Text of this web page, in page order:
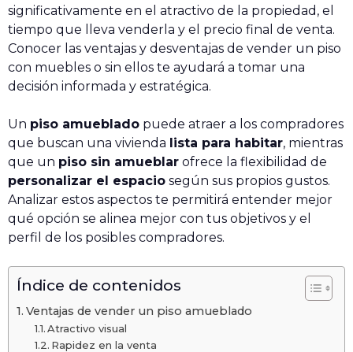
significativamente en el atractivo de la propiedad, el
tiempo que lleva venderla y el precio final de venta.
Conocer las ventajas y desventajas de vender un piso
con muebles o sin ellos​ te ayudará a tomar una
decisión informada y estratégica.
Un piso amueblado puede atraer a los compradores
que buscan una vivienda lista para habitar, mientras
que un piso sin amueblar ofrece la flexibilidad de
personalizar el espacio según sus propios gustos.
Analizar estos aspectos te permitirá entender mejor
qué opción se alinea mejor con tus objetivos y el
perfil de los posibles compradores.
Índice de contenidos
Ventajas de vender un piso amueblado
Atractivo visual
Rapidez en la venta